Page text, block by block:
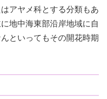
アヤメ科とする分類もあ
地中海東部沿岸地域に自
といってもその開花時期